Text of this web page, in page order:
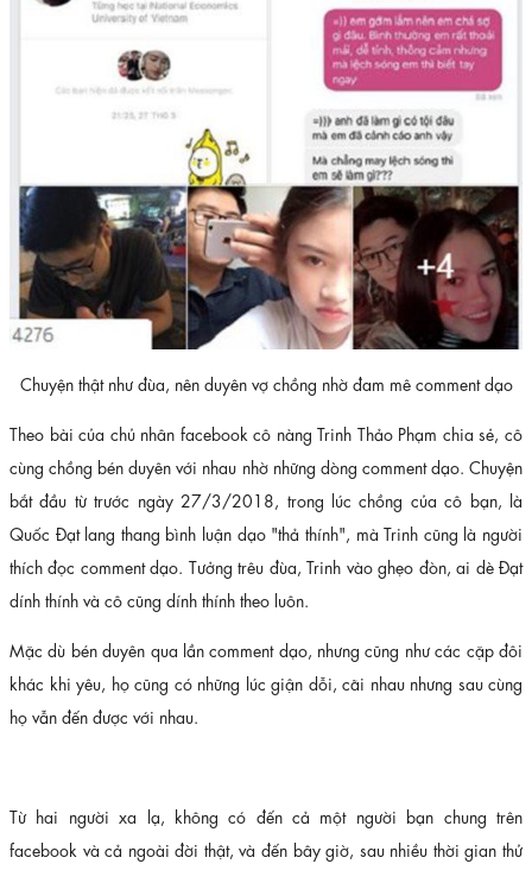
Chuyện thật như đùa, nên duyên vợ chồng nhờ đam mê comment dạo
Theo bài của chủ nhân facebook cô nàng Trinh Thảo Phạm chia sẻ, cô
cùng chồng bén duyên với nhau nhờ những dòng comment dạo. Chuyện
bắt đầu từ trước ngày 27/3/2018, trong lúc chồng của cô bạn, là
Quốc Đạt lang thang bình luận dạo "thả thính", mà Trinh cũng là người
thích đọc comment dạo. Tưởng trêu đùa, Trinh vào ghẹo đòn, ai dè Đạt
dính thính và cô cũng dính thính theo luôn.
Mặc dù bén duyên qua lần comment dạo, nhưng cũng như các cặp đôi
khác khi yêu, họ cũng có những lúc giận dỗi, cãi nhau nhưng sau cùng
họ vẫn đến được với nhau.
Từ hai người xa lạ, không có đến cả một người bạn chung trên
facebook và cả ngoài đời thật, và đến bây giờ, sau nhiều thời gian thử